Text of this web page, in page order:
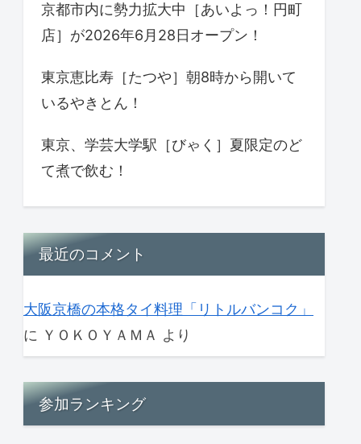
京都市内に勢力拡大中［あいよっ！円町
店］が2026年6月28日オープン！
東京恵比寿［たつや］朝8時から開いて
いるやきとん！
東京、学芸大学駅［びゃく］夏限定のど
て煮で飲む！
最近のコメント
大阪京橋の本格タイ料理「リトルバンコク」
に ＹＯＫＯＹＡＭＡ より
参加ランキング